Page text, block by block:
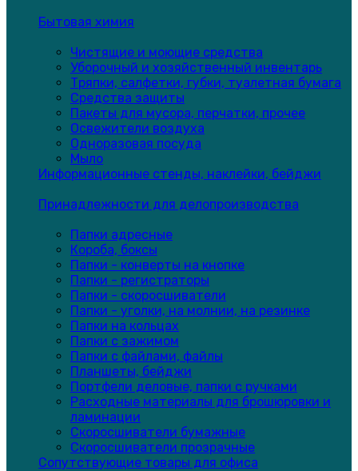
Бытовая химия
Чистящие и моющие средства
Уборочный и хозяйственный инвентарь
Тряпки, салфетки, губки, туалетная бумага
Средства защиты
Пакеты для мусора, перчатки, прочее
Освежители воздуха
Одноразовая посуда
Мыло
Информационные стенды, наклейки, бейджи
Принадлежности для делопроизводства
Папки адресные
Короба, боксы
Папки - конверты на кнопке
Папки - регистраторы
Папки - скоросшиватели
Папки - уголки, на молнии, на резинке
Папки на кольцах
Папки с зажимом
Папки с файлами, файлы
Планшеты, бейджи
Портфели деловые, папки с ручками
Расходные материалы для брошюровки и
ламинации
Скоросшиватели бумажные
Скоросшиватели прозрачные
Сопутствующие товары для офиса